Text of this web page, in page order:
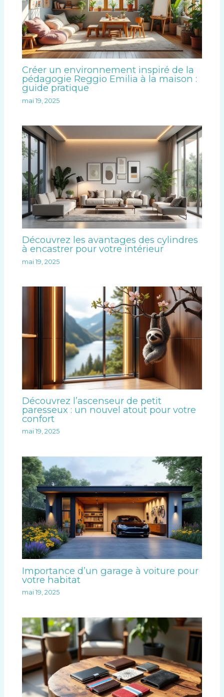
Créer un environnement inspiré de la
pédagogie Reggio Emilia à la maison :
guide pratique
mai 19, 2025
Découvrez les avantages des cylindres
à encastrer pour votre intérieur
mai 19, 2025
Découvrez l’ascenseur de petit
paresseux : un nouvel atout pour votre
confort
mai 19, 2025
Importance d’un garage à voiture pour
votre habitat
mai 19, 2025